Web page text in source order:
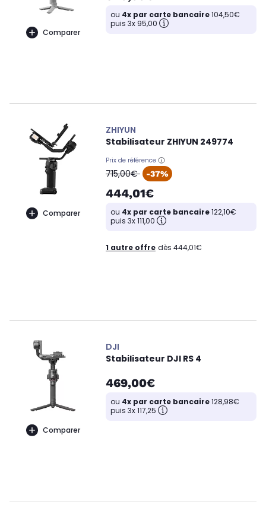
Comparer
ou 4x par carte bancaire104,50€
puis 3x 95,00
Comparer
ZHIYUN
Stabilisateur ZHIYUN 249774
Prix de référence
oldPrice
715,00€ -37%
444,01€
ou 4x par carte bancaire122,10€
puis 3x 111,00
1 autre offre dès 444,01€
Comparer
DJI
Stabilisateur DJI RS 4
469,00€
ou 4x par carte bancaire128,98€
puis 3x 117,25